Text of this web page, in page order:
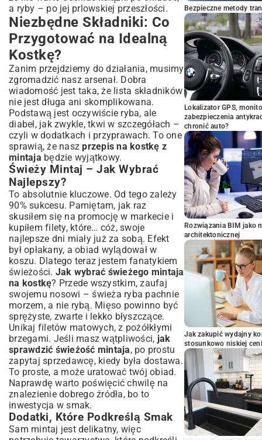
a ryby – po jej prlowskiej przeszłości.
Niezbędne Składniki: Co
Przygotować na Idealną
Kostkę?
Zanim przejdziemy do działania, musimy
zgromadzić nasz arsenał. Dobra
wiadomość jest taka, że lista składników
nie jest długa ani skomplikowana.
Podstawą jest oczywiście ryba, ale
diabeł, jak zwykle, tkwi w szczegółach –
czyli w dodatkach i przyprawach. To one
sprawią, że naszprzepis na kostkę z
mintaja będzie wyjątkowy.
Świeży Mintaj – Jak Wybrać
Najlepszy?
To absolutnie kluczowe. Od tego zależy
90% sukcesu. Pamiętam, jak raz
skusiłem się na promocję w markecie i
kupiłem filety, które… cóż, swoje
najlepsze dni miały już za sobą. Efekt
był opłakany, a obiad wylądował w
koszu. Dlatego teraz jestem fanatykiem
świeżości. Jak wybrać świeżego mintaja
na kostkę? Przede wszystkim, zaufaj
swojemu nosowi – świeża ryba pachnie
morzem, a nie rybą. Mięso powinno być
sprężyste, zwarte i lekko błyszczące.
Unikaj filetów matowych, z pożółkłymi
brzegami. Jeśli masz wątpliwości, jak
sprawdzić świeżość mintaja, po prostu
zapytaj sprzedawcę, kiedy była dostawa.
To proste, a może uratować twój obiad.
Naprawdę warto poświęcić chwilę na
znalezienie dobrego źródła, bo to
inwestycja w smak.
Dodatki, Które Podkreślą Smak
Sam mintaj jest delikatny, więc
Bezpieczne metody
Lokalizator GPS,
zabezpieczenia
chronić auto?
Rozwiązania BIM jako
architektonicznej
Jak zakupić wydajny
stosunkowo niskiej